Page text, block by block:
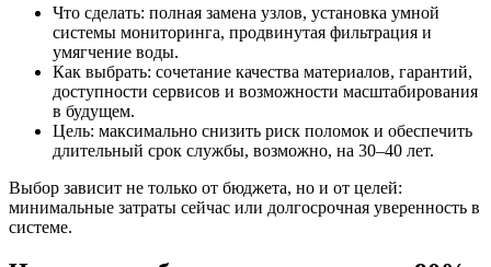
Что сделать: полная замена узлов, установка умной
системы мониторинга, продвинутая фильтрация и
умягчение воды.
Как выбрать: сочетание качества материалов, гарантий,
доступности сервисов и возможности масштабирования
в будущем.
Цель: максимально снизить риск поломок и обеспечить
длительный срок службы, возможно, на 30–40 лет.
Выбор зависит не только от бюджета, но и от целей:
минимальные затраты сейчас или долгосрочная уверенность в
системе.